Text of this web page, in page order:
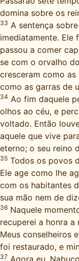
domina sobre os
33 A sentença
imediatamente. Ele
passou a comer
se com o orvalho
cresceram como as
como as garras de
34 Ao fim daquele
olhos ao céu, e
voltado. Então
aquele que vive
eterno; o seu reino
35 Todos os povos
Ele age como lhe
com os habitantes
sua mão nem de
36 Naquele
recuperei a honra a
Meus conselheiros
foi restaurado, e
37 Agora eu,